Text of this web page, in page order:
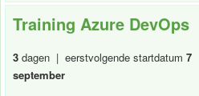
Training Azure DevOps
3 dagen | eerstvolgende startdatum 7
september